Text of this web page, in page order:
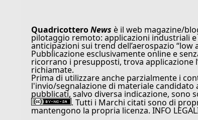
QuadricotteroNews è il web magazine/
pilotaggio remoto: applicazioni industriali
anticipazioni sui trend dell’aerospazio “low
Pubblicazione esclusivamente online e
ricorrano i presupposti, trova applicazione
richiamate.
Prima di utilizzare anche parzialmente i
l'invio/segnalazione di materiale
pubblicati, salvo diversa indicazione, sono
. Tutti i Marchi citati sono di
mantengono la propria licenza. INFO LEGALI